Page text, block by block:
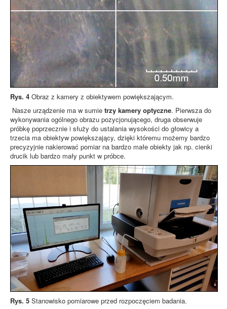
Rys. 4 Obraz z kamery z obiektywem powiększającym.
Nasze urządzenie ma w sumie trzy kamery optyczne. Pierwsza do
wykonywania ogólnego obrazu pozycjonującego, druga obserwuje
próbkę poprzecznie i służy do ustalania wysokości do głowicy a
trzecia ma obiektyw powiększający, dzięki któremu możemy bardzo
precyzyjnie nakierować pomiar na bardzo małe obiekty jak np. cienki
drucik lub bardzo mały punkt w próbce.
Rys. 5 Stanowisko pomiarowe przed rozpoczęciem badania.